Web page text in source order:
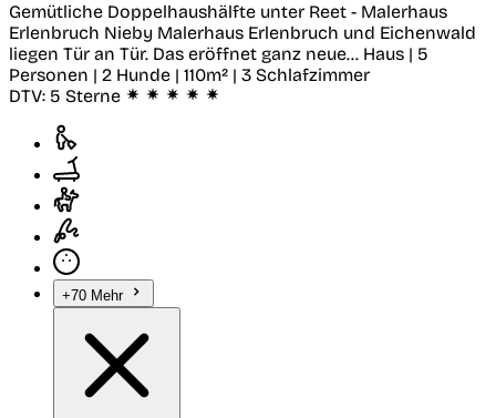
Gemütliche Doppelhaushälfte unter Reet - Malerhaus
Erlenbruch Nieby Malerhaus Erlenbruch und Eichenwald
liegen Tür an Tür. Das eröffnet ganz neue... Haus | 5
Personen | 2 Hunde | 110m² | 3 Schlafzimmer
DTV: 5 Sterne
+70 Mehr